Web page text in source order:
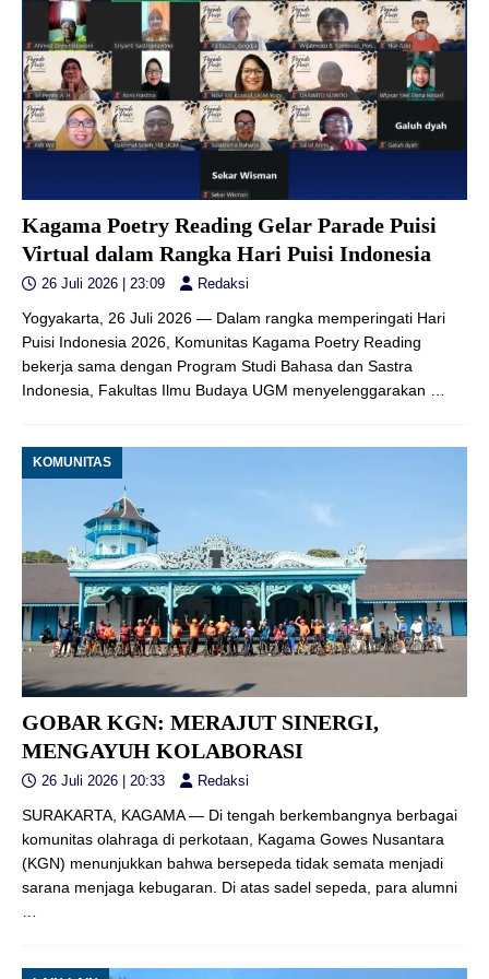
Kagama Poetry Reading Gelar Parade Puisi
Virtual dalam Rangka Hari Puisi Indonesia
26 Juli 2026 | 23:09 Redaksi
Yogyakarta, 26 Juli 2026 — Dalam rangka memperingati Hari
Puisi Indonesia 2026, Komunitas Kagama Poetry Reading
bekerja sama dengan Program Studi Bahasa dan Sastra
Indonesia, Fakultas Ilmu Budaya UGM menyelenggarakan
KOMUNITAS
GOBAR KGN: MERAJUT SINERGI,
MENGAYUH KOLABORASI
26 Juli 2026 | 20:33 Redaksi
SURAKARTA, KAGAMA — Di tengah berkembangnya berbagai
komunitas olahraga di perkotaan, Kagama Gowes Nusantara
(KGN) menunjukkan bahwa bersepeda tidak semata menjadi
sarana menjaga kebugaran. Di atas sadel sepeda, para alumni
…